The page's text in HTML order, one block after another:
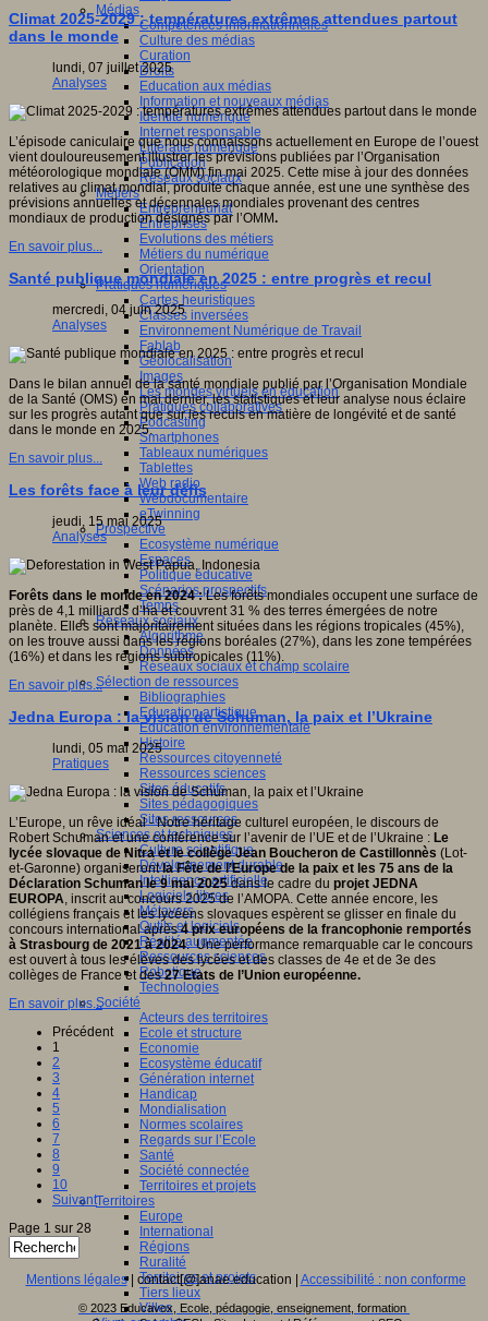
Médias
Compétences informationnelles
Culture des médias
Curation
Droits
Education aux médias
Information et nouveaux médias
Identité numérique
Internet responsable
Littératie numérique
Publication
Réseaux sociaux
Métiers
Entrepreneuriat
Entreprises
Evolutions des métiers
Métiers du numérique
Orientation
Pratiques numériques
Cartes heuristiques
Classes inversées
Environnement Numérique de Travail
Fablab
Géolocalisation
Images
Les mondes virtuels en éducation
Pratiques collaboratives
Podcasting
Smartphones
Tableaux numériques
Tablettes
Web radio
Webdocumentaire
eTwinning
Prospective
Ecosystème numérique
Espaces
Politique éducative
Scénarios prospectifs
Temps
Réseaux sociaux
Algorithme
Données
Réseaux sociaux et champ scolaire
Sélection de ressources
Bibliographies
Education artistique
Education environnementale
Histoire
Ressources citoyenneté
Ressources sciences
Sites éducatifs
Sites pédagogiques
Sites ressources
Sciences et techniques
Culture scientifique
Développement durable
Intelligence artificielle
Logiciels libres
Métavers
Outils et logiciels
Réalité augmentée
Ressources sciences
Robotique
Technologies
Société
Acteurs des territoires
Ecole et structure
Economie
Ecosystème éducatif
Génération internet
Handicap
Mondialisation
Normes scolaires
Regards sur l’Ecole
Santé
Société connectée
Territoires et projets
Territoires
Europe
International
Régions
Ruralité
Territoires et projets
Tiers lieux
Villes
Climat 2025-2029 : températures extrêmes attendues partout
dans le monde
lundi, 07 juillet 2025
Analyses
L’épisode caniculaire que nous connaissons actuellement en Europe de l’ouest
vient douloureusement illustrer les prévisions publiées par l’Organisation
météorologique mondiale (OMM) fin mai 2025. Cette mise à jour des données
relatives au climat mondial, produite chaque année, est une une synthèse des
prévisions annuelles et décennales mondiales provenant des centres
mondiaux de production désignés par l’OMM.
En savoir plus...
Santé publique mondiale en 2025 : entre progrès et recul
mercredi, 04 juin 2025
Analyses
Dans le bilan annuel de la santé mondiale publié par l’Organisation Mondiale
de la Santé (OMS) en mai dernier, les statistiques et leur analyse nous éclaire
sur les progrès autant que sur les reculs en matière de longévité et de santé
dans le monde en 2025.
En savoir plus...
Les forêts face à leur défis
jeudi, 15 mai 2025
Analyses
Forêts dans le monde en 2024 :Les forêts mondiales occupent une surface de
près de 4,1 milliards d’ha et couvrent 31 % des terres émergées de notre
planète. Elles sont majoritairement situées dans les régions tropicales (45%),
on les trouve aussi dans les régions boréales (27%), dans les zone tempérées
(16%) et dans les régions subtropicales (11%).
En savoir plus...
Jedna Europa : la vision de Schuman, la paix et l’Ukraine
lundi, 05 mai 2025
Pratiques
L’Europe, un rêve idéal - Notre héritage culturel européen, le discours de
Robert Schuman et une conférence sur l’avenir de l’UE et de l’Ukraine : Le
lycée slovaque de Nitra et le collège Jean Boucheron de Castillonnès (Lot-
et-Garonne) organiserontla Fête de l’Europe de la paix et les 75 ans de la
Déclaration Schuman le 9 mai 2025dans le cadre du projet JEDNA
EUROPA, inscrit au concours 2025 de l’AMOPA. Cette année encore, les
collégiens français et les lycéens slovaques espèrent se glisser en finale du
concours international après4 prix européens de la francophonie remportés
à Strasbourg de 2021 à 2024. Une performance remarquable car le concours
est ouvert à tous les élèves des lycées et des classes de 4e et de 3e des
collèges de France et des27 Etats de l’Union européenne.
En savoir plus...
Précédent
1
2
3
4
5
6
7
8
9
10
Suivant
Page 1 sur 28
Mentions légales| contact[@]anae.education | Accessibilité : non conforme
© 2023 Educavox, Ecole, pédagogie, enseignement, formation